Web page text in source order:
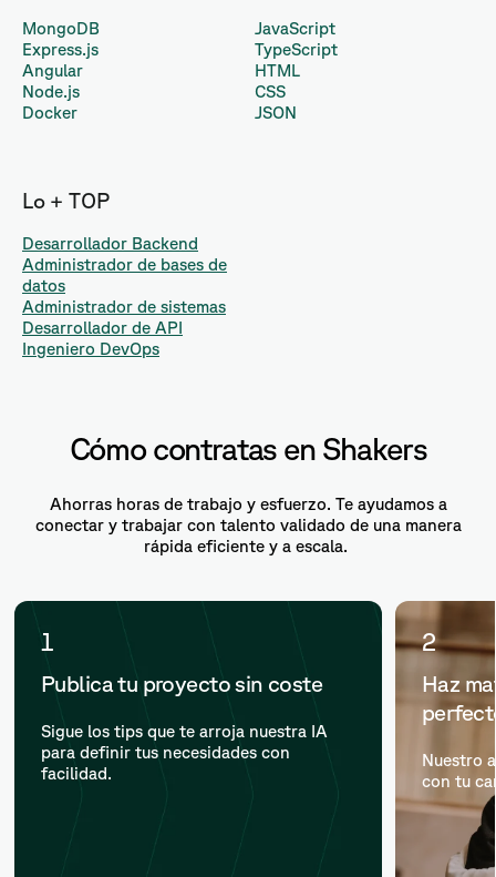
MongoDB
Express.js
Angular
Node.js
Docker
JavaScript
TypeScript
HTML
CSS
JSON
Lo + TOP
Desarrollador Backend
Administrador de bases de
datos
Administrador de sistemas
Desarrollador de API
Ingeniero DevOps
Cómo contratas en Shakers
Ahorras horas de trabajo y esfuerzo. Te ayudamos a
conectar y trabajar con talento validado de una manera
rápida eficiente y a escala.
1
Publica tu proyecto sin coste
Sigue los tips que te arroja nuestra IA
para definir tus necesidades con
facilidad.
2
Haz
Nuestro
con tu